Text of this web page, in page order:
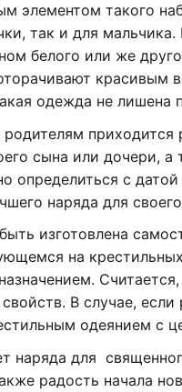
элементом такого
так и для
белого или же
одежда не лишена
сына или дочери,
определиться с
наряда для
изготовлена
на
В случае,
одеянием с
наряда для
радость начала